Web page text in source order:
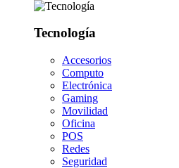
Tecnología
Accesorios
Computo
Electrónica
Gaming
Movilidad
Oficina
POS
Redes
Seguridad